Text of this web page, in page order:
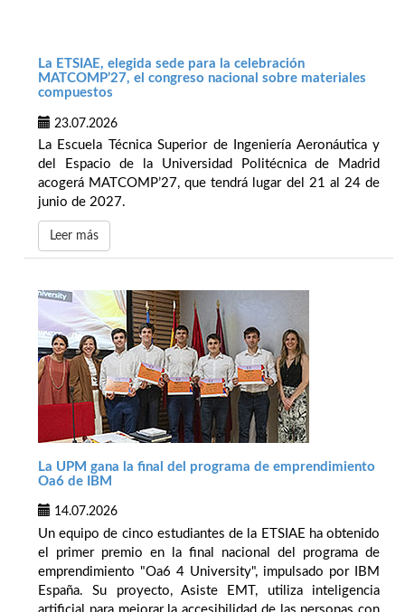
La ETSIAE, elegida sede para la celebración
MATCOMP’27, el congreso nacional sobre materiales
compuestos
23.07.2026
La Escuela Técnica Superior de Ingeniería Aeronáutica y
del Espacio de la Universidad Politécnica de Madrid
acogerá MATCOMP’27, que tendrá lugar del 21 al 24 de
junio de 2027.
Leer más
La UPM gana la final del programa de emprendimiento
Oa6 de IBM
14.07.2026
Un equipo de cinco estudiantes de la ETSIAE ha obtenido
el primer premio en la final nacional del programa de
emprendimiento "Oa6 4 University", impulsado por IBM
España. Su proyecto, Asiste EMT, utiliza inteligencia